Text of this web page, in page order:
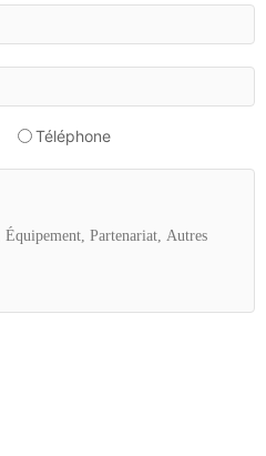
Téléphone